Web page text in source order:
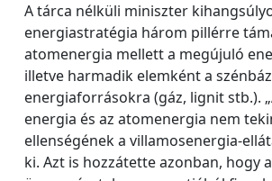
A tárca nélküli miniszter
energiastratégia három pillérre
atomenergia mellett a megújuló
illetve harmadik elemként a
energiaforrásokra (gáz, lignit stb.).
energia és az atomenergia nem
ellenségének a villamosenergia-
ki. Azt is hozzátette azonban, hogy